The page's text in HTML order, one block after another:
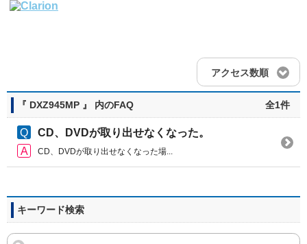
アクセス数順
『 DXZ945MP 』 内のFAQ 全1件
CD、DVDが取り出せなくなった。
CD、DVDが取り出せなくなった場...
キーワード検索